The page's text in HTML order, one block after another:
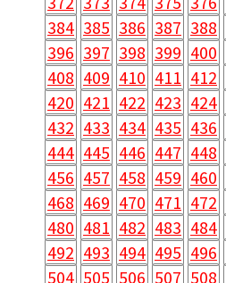
384 385 386 387 388
396 397 398 399 400
408 409 410 411 412
420 421 422 423 424
432 433 434 435 436
444 445 446 447 448
456 457 458 459 460
468 469 470 471 472
480 481 482 483 484
492 493 494 495 496
504 505 506 507 508